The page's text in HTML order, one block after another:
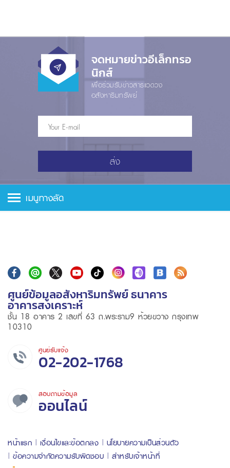
จดหมายข่าวอีเล็กทรอ
นิกส์
เพื่อร่วมรับข่าวสารแวดวง
อสังหาริมทรัพย์
ส่ง
เมนูทางลัด
ศูนย์ข้อมูลอสังหาริมทรัพย์ ธนาคาร
อาคารสงเคราะห์
ชั้น 18 อาคาร 2 เลขที่ 63 ถ.พระราม9 ห้วยขวาง กรุงเทพ
10310
ศูนย์รับแจ้ง
02-202-1768
สอบถามข้อมูล
ออนไลน์
หน้าแรก เงื่อนไขและข้อตกลง
นโยบายความเป็นส่วนตัว
ข้อความจำกัดความรับผิดชอบ
สำหรับเจ้าหน้าที่